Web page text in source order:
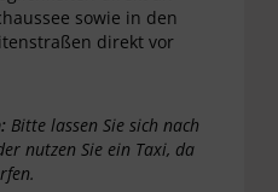
sowie in den
direkt vor
Bitte lassen Sie sich nach
nutzen Sie ein Taxi, da